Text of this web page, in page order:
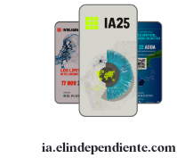
Quiénes somos
Especificaciones
ia.elindependiente.com